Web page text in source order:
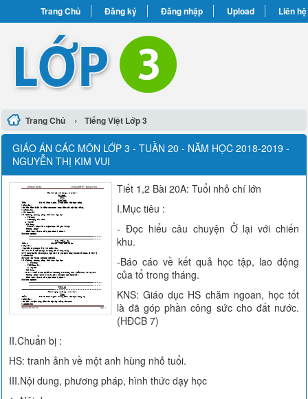
Trang Chủ Đăng ký Đăng nhập Upload Liên hệ
Trang Chủ › Tiếng Việt Lớp 3
GIÁO ÁN CÁC MÔN LỚP 3 - TUẦN 20 - NĂM HỌC 2018-2019 -
NGUYỄN THỊ KIM VUI
Tiết 1,2 Bài 20A: Tuổi nhỏ chí lớn
I.Mục tiêu :
- Đọc hiểu câu chuyện Ở lại với chiến
khu.
-Báo cáo về kết quả học tập, lao động
của tổ trong tháng.
KNS: Giáo dục HS chăm ngoan, học tốt
là đã góp phần công sức cho đất nước.
(HĐCB 7)
II.Chuẩn bị :
HS: tranh ảnh về một anh hùng nhỏ tuổi.
III.Nội dung, phương pháp, hình thức dạy học